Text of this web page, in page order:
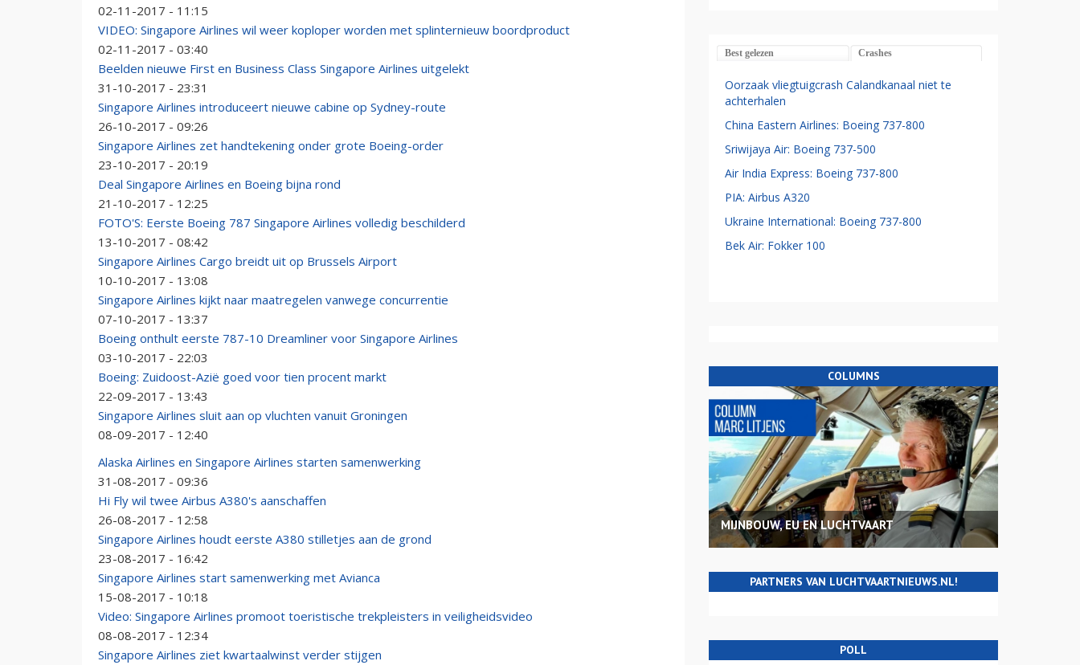
02-11-2017 - 11:15
VIDEO: Singapore Airlines wil weer koploper worden met splinternieuw boordproduct
02-11-2017 - 03:40
Beelden nieuwe First en Business Class Singapore Airlines uitgelekt
31-10-2017 - 23:31
Singapore Airlines introduceert nieuwe cabine op Sydney-route
26-10-2017 - 09:26
Singapore Airlines zet handtekening onder grote Boeing-order
23-10-2017 - 20:19
Deal Singapore Airlines en Boeing bijna rond
21-10-2017 - 12:25
FOTO'S: Eerste Boeing 787 Singapore Airlines volledig beschilderd
13-10-2017 - 08:42
Singapore Airlines Cargo breidt uit op Brussels Airport
10-10-2017 - 13:08
Singapore Airlines kijkt naar maatregelen vanwege concurrentie
07-10-2017 - 13:37
Boeing onthult eerste 787-10 Dreamliner voor Singapore Airlines
03-10-2017 - 22:03
Boeing: Zuidoost-Azië goed voor tien procent markt
22-09-2017 - 13:43
Singapore Airlines sluit aan op vluchten vanuit Groningen
08-09-2017 - 12:40
Alaska Airlines en Singapore Airlines starten samenwerking
31-08-2017 - 09:36
Hi Fly wil twee Airbus A380's aanschaffen
26-08-2017 - 12:58
Singapore Airlines houdt eerste A380 stilletjes aan de grond
23-08-2017 - 16:42
Singapore Airlines start samenwerking met Avianca
15-08-2017 - 10:18
Video: Singapore Airlines promoot toeristische trekpleisters in veiligheidsvideo
08-08-2017 - 12:34
Singapore Airlines ziet kwartaalwinst verder stijgen
Best gelezen Crashes
Oorzaak vliegtuigcrash Calandkanaal niet te
achterhalen
China Eastern Airlines: Boeing 737-800
Sriwijaya Air: Boeing 737-500
Air India Express: Boeing 737-800
PIA: Airbus A320
Ukraine International: Boeing 737-800
Bek Air: Fokker 100
COLUMNS
MIJNBOUW, EU EN LUCHTVAART
PARTNERS VAN LUCHTVAARTNIEUWS.NL!
POLL